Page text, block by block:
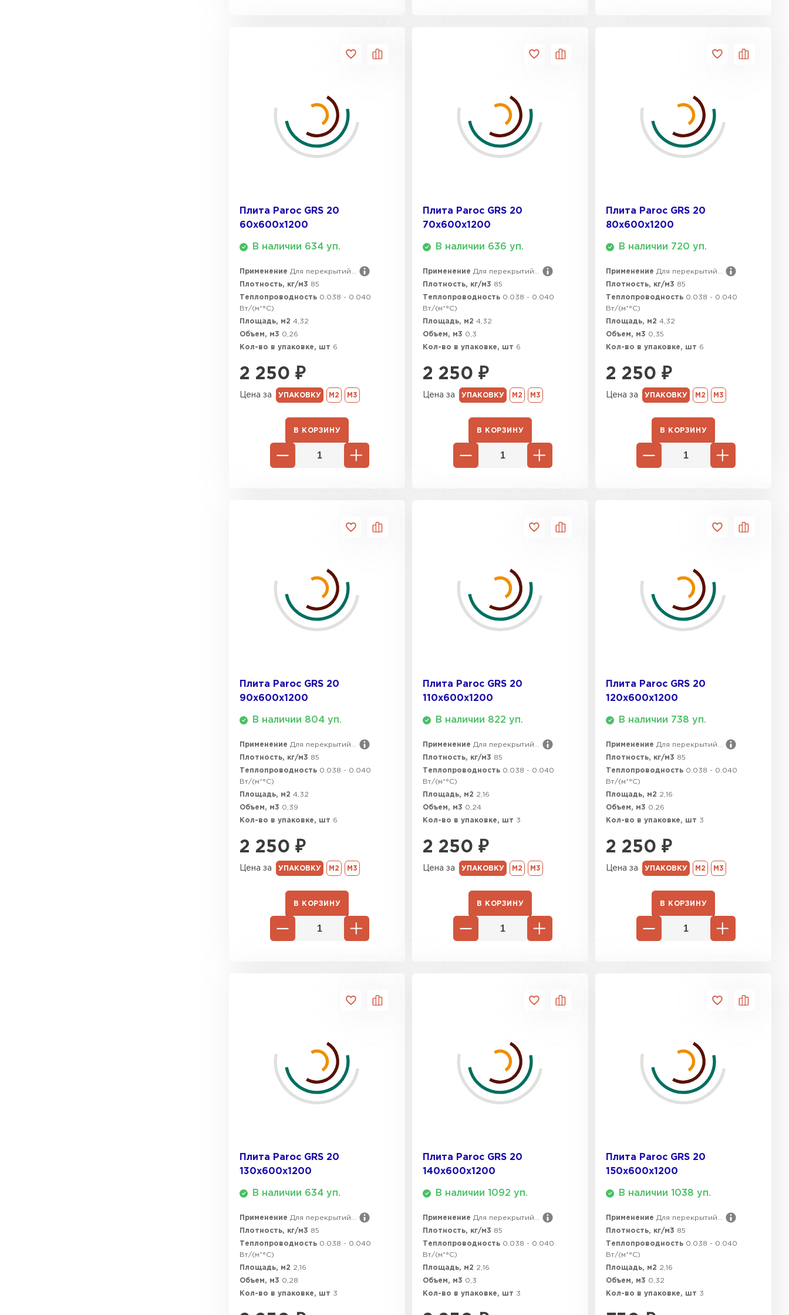
Плита Paroc GRS 20
60х600х1200
В наличии 634 уп.
Применение Для перекрытий...
Плотность, кг/м3 85
Теплопроводность 0.038 - 0.040
Вт/(м*°C)
Площадь, м2 4,32
Объем, м3 0,26
Кол-во в упаковке, шт 6
2 250 ₽
Цена за УПАКОВКУ М2 М3
В КОРЗИНУ
Плита Paroc GRS 20
70х600х1200
В наличии 636 уп.
Применение Для перекрытий...
Плотность, кг/м3 85
Теплопроводность 0.038 - 0.040
Вт/(м*°C)
Площадь, м2 4,32
Объем, м3 0,3
Кол-во в упаковке, шт 6
2 250 ₽
Цена за УПАКОВКУ М2 М3
В КОРЗИНУ
Плита Paroc GRS 20
80х600х1200
В наличии 720 уп.
Применение Для перекрытий...
Плотность, кг/м3 85
Теплопроводность 0.038 - 0.040
Вт/(м*°C)
Площадь, м2 4,32
Объем, м3 0,35
Кол-во в упаковке, шт 6
2 250 ₽
Цена за УПАКОВКУ М2 М3
В КОРЗИНУ
Плита Paroc GRS 20
90х600х1200
В наличии 804 уп.
Применение Для перекрытий...
Плотность, кг/м3 85
Теплопроводность 0.038 - 0.040
Вт/(м*°C)
Площадь, м2 4,32
Объем, м3 0,39
Кол-во в упаковке, шт 6
2 250 ₽
Цена за УПАКОВКУ М2 М3
В КОРЗИНУ
Плита Paroc GRS 20
110х600х1200
В наличии 822 уп.
Применение Для перекрытий...
Плотность, кг/м3 85
Теплопроводность 0.038 - 0.040
Вт/(м*°C)
Площадь, м2 2,16
Объем, м3 0,24
Кол-во в упаковке, шт 3
2 250 ₽
Цена за УПАКОВКУ М2 М3
В КОРЗИНУ
Плита Paroc GRS 20
120х600х1200
В наличии 738 уп.
Применение Для перекрытий...
Плотность, кг/м3 85
Теплопроводность 0.038 - 0.040
Вт/(м*°C)
Площадь, м2 2,16
Объем, м3 0,26
Кол-во в упаковке, шт 3
2 250 ₽
Цена за УПАКОВКУ М2 М3
В КОРЗИНУ
Плита Paroc GRS 20
130х600х1200
В наличии 634 уп.
Применение Для перекрытий...
Плотность, кг/м3 85
Теплопроводность 0.038 - 0.040
Вт/(м*°C)
Площадь, м2 2,16
Объем, м3 0,28
Кол-во в упаковке, шт 3
Плита Paroc GRS 20
140х600х1200
В наличии 1092 уп.
Применение Для перекрытий...
Плотность, кг/м3 85
Теплопроводность 0.038 - 0.040
Вт/(м*°C)
Площадь, м2 2,16
Объем, м3 0,3
Кол-во в упаковке, шт 3
Плита Paroc GRS 20
150х600х1200
В наличии 1038 уп.
Применение Для перекрытий...
Плотность, кг/м3 85
Теплопроводность 0.038 - 0.040
Вт/(м*°C)
Площадь, м2 2,16
Объем, м3 0,32
Кол-во в упаковке, шт 3
Утеплитель Isoroc
Утеплитель Paroc
ПЕРЕЙТИ
Утеплитель Ursa
ПЕРЕЙТИ
Сэндвич-панели
ПЕРЕЙТИ
ВСЕ ПРОИЗВОДИТЕЛИ